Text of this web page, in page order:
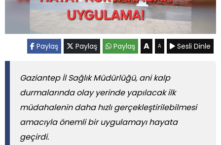
Paylaş Paylaş Paylaş A A Sesli Dinle
Gaziantep İl Sağlık Müdürlüğü, ani kalp
durmalarında olay yerinde yapılacak ilk
müdahalenin daha hızlı gerçekleştirilebilmesi
amacıyla önemli bir uygulamayı hayata
geçirdi.